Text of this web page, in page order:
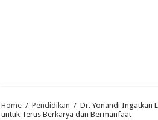
Home / Pendidikan / Dr. Yonandi Ingatkan
untuk Terus Berkarya dan Bermanfaat